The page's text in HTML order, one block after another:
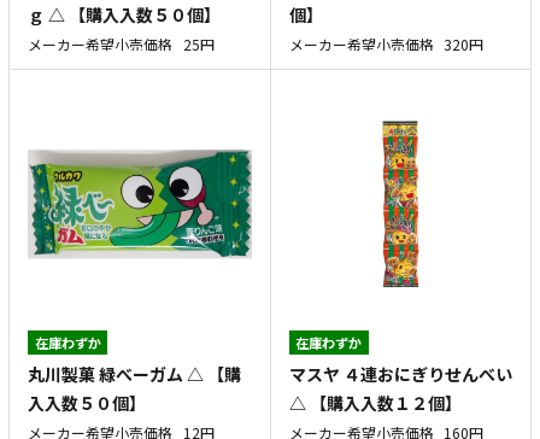
ｇ △ 【購入入数５０個】
メーカー希望小売価格 25円
個】
メーカー希望小売価格 320円
在庫わずか
丸川製菓 緑べーガム △ 【購
入入数５０個】
メーカー希望小売価格 12円
在庫わずか
マスヤ ４連おにぎりせんべい
△ 【購入入数１２個】
メーカー希望小売価格 160円